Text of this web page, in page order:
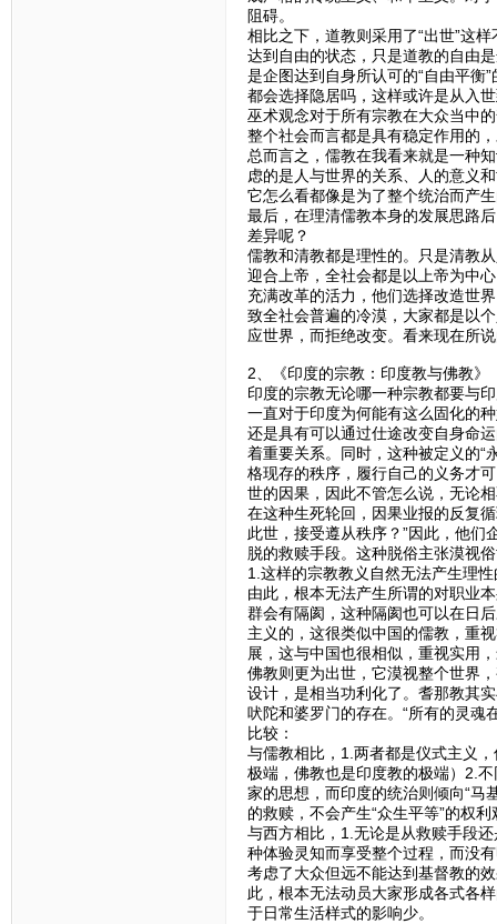
阻碍。
相比之下，道教则采用了“出世”这
达到自由的状态，只是道教的自由
是企图达到自身所认可的“自由平衡
都会选择隐居吗，这样或许是从入
巫术观念对于所有宗教在大众当中
整个社会而言都是具有稳定作用的
总而言之，儒教在我看来就是一种
虑的是人与世界的关系、人的意义
它怎么看都像是为了整个统治而产
最后，在理清儒教本身的发展思路
差异呢？
儒教和清教都是理性的。只是清教
迎合上帝，全社会都是以上帝为中
充满改革的活力，他们选择改造世
致全社会普遍的冷漠，大家都是以
应世界，而拒绝改变。看来现在所
2、《印度的宗教：印度教与佛教》
印度的宗教无论哪一种宗教都要与
一直对于印度为何能有这么固化的
还是具有可以通过仕途改变自身命
着重要关系。同时，这种被定义的“
格现存的秩序，履行自己的义务才
世的因果，因此不管怎么说，无论
在这种生死轮回，因果业报的反复
此世，接受遵从秩序？”因此，他
脱的救赎手段。这种脱俗主张漠视
1.这样的宗教教义自然无法产生理
由此，根本无法产生所谓的对职业
群会有隔阂，这种隔阂也可以在日
主义的，这很类似中国的儒教，重
展，这与中国也很相似，重视实用
佛教则更为出世，它漠视整个世界
设计，是相当功利化了。耆那教其
吠陀和婆罗门的存在。“所有的灵魂
比较：
与儒教相比，1.两者都是仪式主义
极端，佛教也是印度教的极端）2.
家的思想，而印度的统治则倾向“马
的救赎，不会产生“众生平等”的权
与西方相比，1.无论是从救赎手段
种体验灵知而享受整个过程，而没
考虑了大众但远不能达到基督教的
此，根本无法动员大家形成各式各
于日常生活样式的影响少。